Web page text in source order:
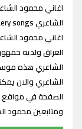
اغاني محمود
العراق ولديه
الشاعري هذه
الشاعري والان
الصفحة في مواقع
ومتابعين محمود